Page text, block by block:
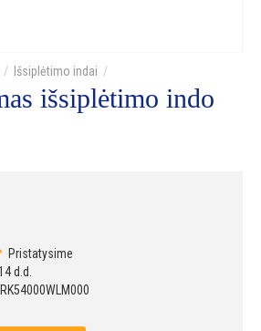
Išsiplėtimo indai
išsiplėtimo indo
Pristatysime
d.d.